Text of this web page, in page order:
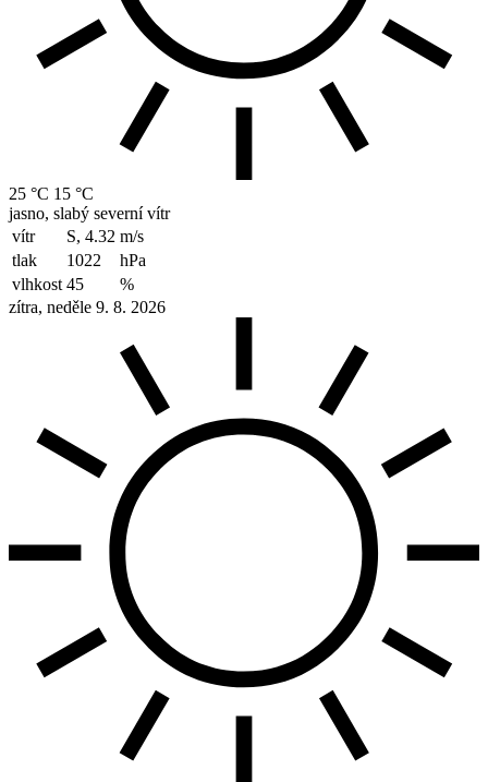
25 °C 15 °C
jasno, slabý severní vítr
vítr
S, 4.32 m/s
tlak
1022
hPa
vlhkost 45
%
zítra, neděle 9. 8. 2026